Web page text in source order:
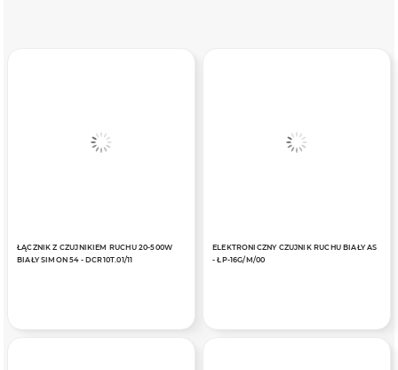
ŁĄCZNIK Z CZUJNIKIEM RUCHU 20-500W
BIAŁY SIMON 54 - DCR10T.01/11
ELEKTRONICZNY CZUJNIK RUCHU BIAŁY AS
- ŁP-16G/M/00